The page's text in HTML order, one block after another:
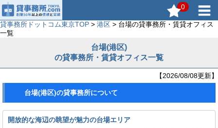
0
貸事務所ドットコム東京TOP > 港区 > 台場の貸事務所・賃貸オフィス
一覧
台場(港区)
の貸事務所・賃貸オフィス一覧
【2026/08/08更新】
台場(港区)の貸事務所について
開放的な海辺の眺望が魅力の台場エリア